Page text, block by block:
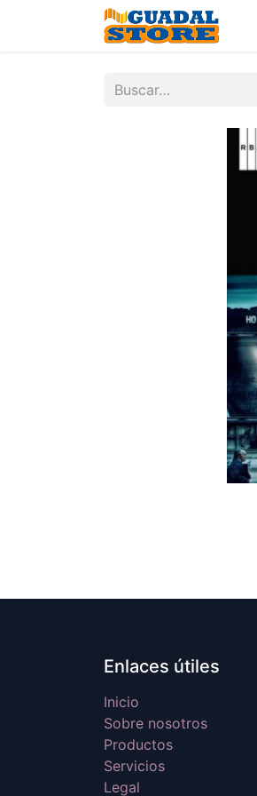
Enlaces útiles
Inicio
Sobre nosotros
Productos
Servicios
Legal